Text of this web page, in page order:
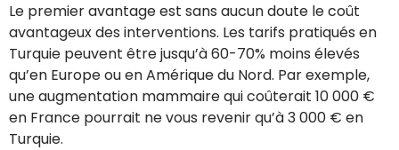
Le premier avantage est sans aucun doute le coût
avantageux des interventions. Les tarifs pratiqués en
Turquie peuvent être jusqu’à 60-70% moins élevés
qu’en Europe ou en Amérique du Nord. Par exemple,
une augmentation mammaire qui coûterait 10 000 €
en France pourrait ne vous revenir qu’à 3 000 € en
Turquie.